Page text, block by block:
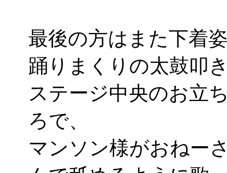
最後の方はまた下着
踊りまくりの太鼓叩
ステージ中央のお立
ろで、
マンソン様がおねー